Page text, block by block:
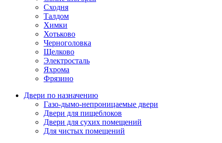
Сходня
Талдом
Химки
Хотьково
Черноголовка
Щелково
Электросталь
Яхрома
Фрязино
Двери по назначению
Газо-дымо-непроницаемые двери
Двери для пищеблоков
Двери для сухих помещений
Для чистых помещений